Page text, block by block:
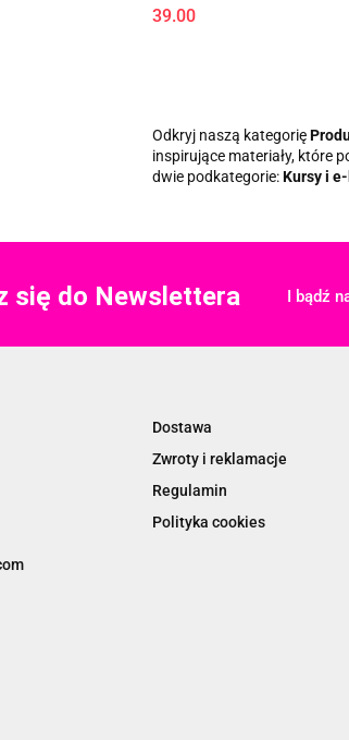
39.00
Odkryj naszą kategorię
inspirujące materiały, które
dwie podkategorie:Kursy i
się do Newslettera I bądź
Dostawa
Zwroty i reklamacje
Regulamin
Polityka cookies